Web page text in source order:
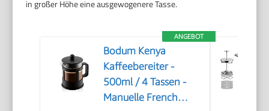
in großer Höhe eine ausgewogenere Tasse.
ANGEBOT
Bodum Kenya
Kaffeebereiter -
500ml / 4 Tassen -
Manuelle French